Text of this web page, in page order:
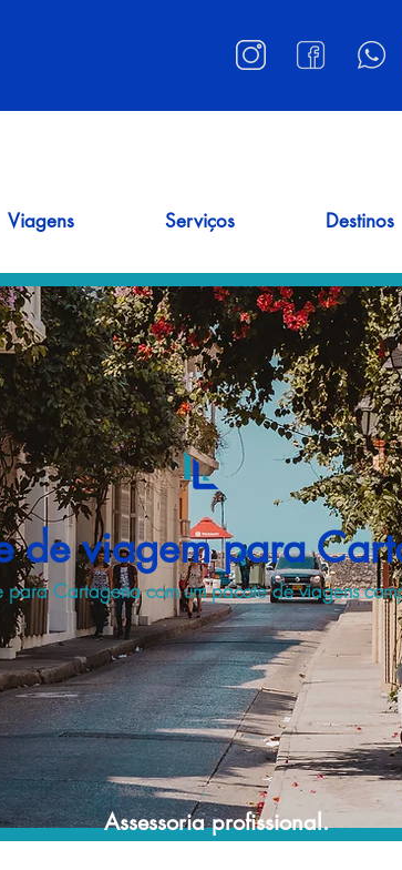
Viagens Serviços Destinos
de viagem para
para Cartagena com um pacote de viagens
Assessoria profissional.